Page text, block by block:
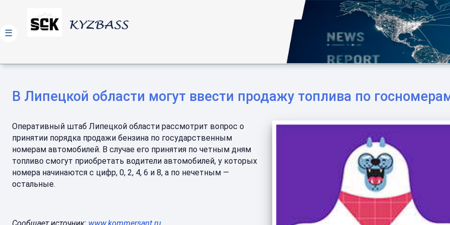
В Липецкой области могут ввести продажу топлива по
Оперативный штаб Липецкой области рассмотрит вопрос о
принятии порядка продажи бензина по государственным
номерам автомобилей. В случае его принятия по четным дням
топливо смогут приобретать водители автомобилей, у которых
номера начинаются с цифр, 0, 2, 4, 6 и 8, а по нечетным —
остальные.
☰